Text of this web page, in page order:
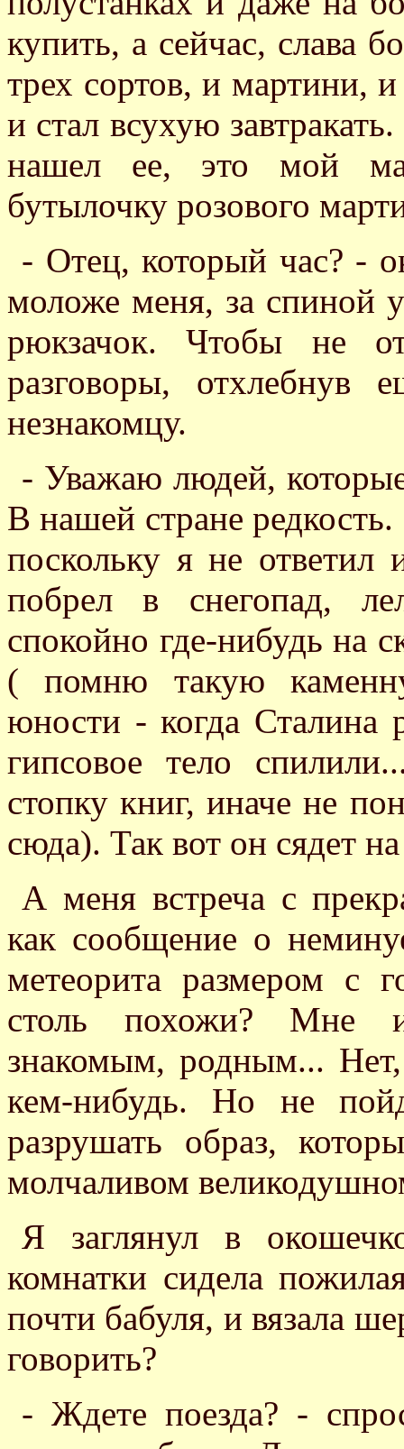
купить, а сейчас, слава
трех сортов, и мартини,
и стал всухую
нашел ее, это мой
бутылочку розового
- Отец, который час? -
моложе меня, за спиной
рюкзачок. Чтобы не
разговоры, отхлебнув
незнакомцу.
- Уважаю людей,
В нашей стране
поскольку я не
побрел в снегопад,
спокойно где-нибудь на
( помню такую
юности - когда Сталина
гипсовое тело
стопку книг, иначе не
сюда). Так вот он сядет
А меня встреча с
как сообщение о
метеорита размером с
столь похожи? Мне
знакомым, родным... Нет,
кем-нибудь. Но не
разрушать образ,
молчаливом
Я заглянул в
комнатки сидела
почти бабуля, и вязала
говорить?
- Ждете поезда? -